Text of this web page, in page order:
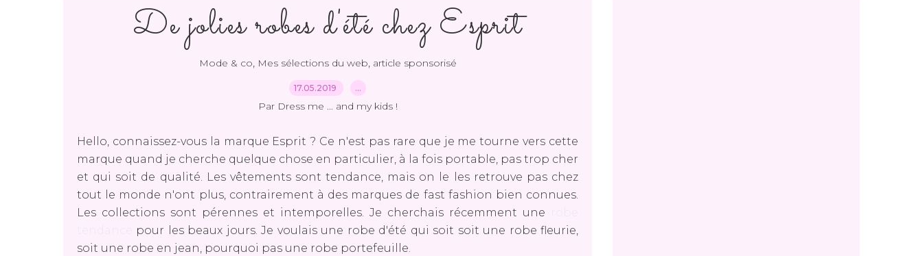
De jolies robes d'été chez Esprit
Mode & co, Mes sélections du web, article sponsorisé
17.05.2019 …
Par Dress me ... and my kids !
Hello, connaissez-vous la marque Esprit ? Ce n'est pas rare que je me tourne vers cette
marque quand je cherche quelque chose en particulier, à la fois portable, pas trop cher
et qui soit de qualité. Les vêtements sont tendance, mais on le les retrouve pas chez
tout le monde n'ont plus, contrairement à des marques de fast fashion bien connues.
Les collections sont pérennes et intemporelles. Je cherchais récemment une
pour les beaux jours. Je voulais une robe d'été qui soit soit une robe fleurie,
soit une robe en jean, pourquoi pas une robe portefeuille.